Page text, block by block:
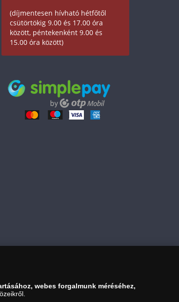
(díjmentesen hívható hétfőtől
csütörtökig 9.00 és 17.00 óra
között, péntekenként 9.00 és
15.00 óra között)
webes forgalmunk méréséhez,